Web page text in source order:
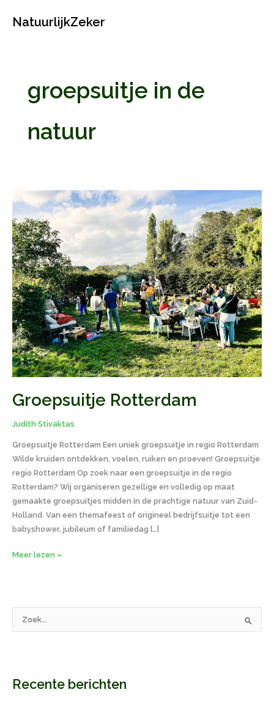
naarNatuurlijkZeker
groepsuitje in de
natuur
Groepsuitje Rotterdam
Judith Stivaktas
Groepsuitje Rotterdam Een uniek groepsuitje in regio Rotterdam
Wilde kruiden ontdekken, voelen, ruiken en proeven! Groepsuitje
regio Rotterdam Op zoek naar een groepsuitje in de regio
Rotterdam? Wij organiseren gezellige en volledig op maat
gemaakte groepsuitjes midden in de prachtige natuur van Zuid-
Holland. Van een themafeest of origineel bedrijfsuitje tot een
babyshower, jubileum of familiedag […]
Groepsuitje
Rotterdam
Meer lezen »
nRecente berichten